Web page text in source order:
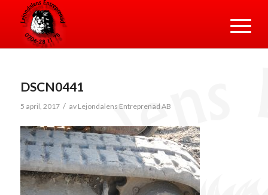
DSCN0441
5 april, 2017 / av Lejondalens Entreprenad AB